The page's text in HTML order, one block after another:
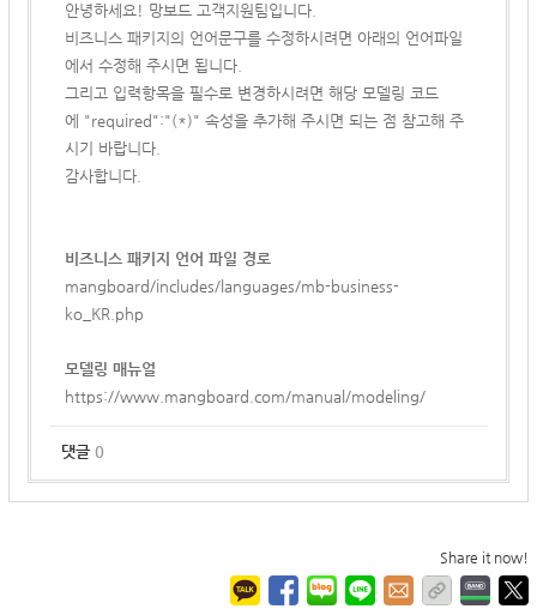
안녕하세요! 망보드 고객지원팀입니다.
비즈니스 패키지의 언어문구를 수정하시려면 아래의 언어파일
에서 수정해 주시면 됩니다.
그리고 입력항목을 필수로 변경하시려면 해당 모델링 코드
에 "required":"(*)" 속성을 추가해 주시면 되는 점 참고해 주
시기 바랍니다.
감사합니다.
비즈니스 패키지 언어 파일 경로
mangboard/includes/languages/mb-business-
ko_KR.php
모델링 매뉴얼
https://www.mangboard.com/manual/modeling/
댓글 0
Share it now!